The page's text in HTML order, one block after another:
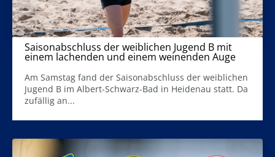
Saisonabschluss der weiblichen Jugend B mit
einem lachenden und einem weinenden Auge
Am Samstag fand der Saisonabschluss der weiblichen
Jugend B im Albert-Schwarz-Bad in Heidenau statt. Da
zufällig an...